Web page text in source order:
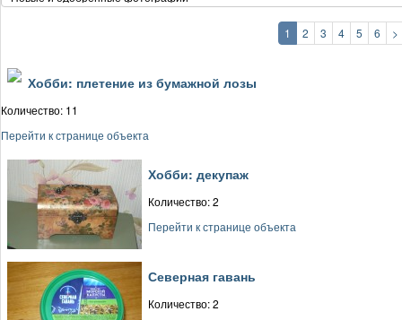
1 2 3 4 5 6 >
Хобби: плетение из бумажной лозы
Количество: 11
Перейти к странице объекта
Хобби: декупаж
Количество: 2
Перейти к странице объекта
Северная гавань
Количество: 2